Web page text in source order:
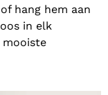
hang hem aan
in elk
mooiste